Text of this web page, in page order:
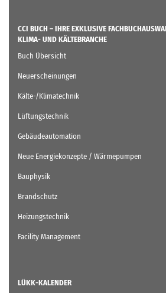
CCI BUCH – IHRE EXKLUSIVE
KLIMA- UND KÄLTEBRANCHE
Buch Übersicht
Neuerscheinungen
Kälte-/Klimatechnik
Lüftungstechnik
Gebäudeautomation
Neue Energiekonzepte / Wärmepumpen
Bauphysik
Brandschutz
Heizungstechnik
Facility Management
LÜKK-KALENDER